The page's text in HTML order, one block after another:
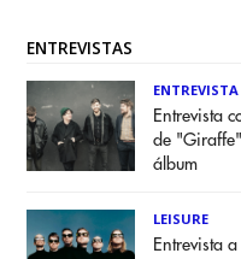
ENTREVISTAS
ENTREVISTA
Entrevista
de
álbum
LEISURE
Entrevista